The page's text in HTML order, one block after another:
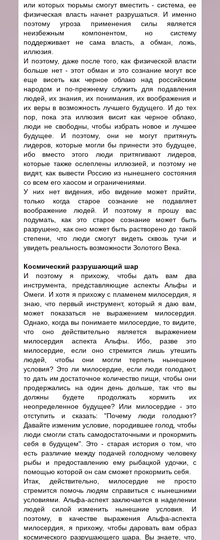
или которых тюрьмы смогут вместить - система, ее
физическая власть начнет разрушаться. И именно
поэтому угроза применения силы является
неизбежным компонентом, но систему
поддерживает не сама власть, а обман, ложь,
иллюзия.
И поэтому, даже после того, как физической власти
больше нет - этот обман и это сознание могут все
еще висеть как черное облако над российским
народом и по-прежнему служить для подавления
людей, их знания, их понимания, их воображения и
их веры в возможность лучшего будущего. И до тех
пор, пока эта иллюзия висит как черное облако,
люди не свободны, чтобы избрать новое и лучшее
будущее. И поэтому, они не могут притянуть
лидеров, которые могли бы принести это будущее,
ибо вместо этого люди притягивают лидеров,
которые также ослеплены иллюзией, и поэтому не
видят, как вывести Россию из нынешнего состояния
со всем его хаосом и ограничениями.
У них нет видения, ибо видение может прийти,
только когда старое сознание не подавляет
воображение людей. И поэтому я прошу вас
подумать, как это старое сознание может быть
разрушено, как оно может быть растворено до такой
степени, что люди смогут видеть сквозь тучи и
увидеть реальность возможности Золотого Века.
Космический разрушающий шар
И поэтому я прихожу, чтобы дать вам два
инструмента, представляющие аспекты Альфы и
Омеги. И хотя я прихожу с пламенем милосердия, я
знаю, что первый инструмент, который я даю вам,
может показаться не выражением милосердия.
Однако, когда вы понимаете милосердие, то видите,
что оно действительно является выражением
милосердия аспекта Альфы. Ибо, разве это
милосердие, если оно стремится лишь утешить
людей, чтобы они могли терпеть нынешние
условия? Это ли милосердие, если люди голодают,
то дать им достаточное количество пищи, чтобы они
продержались на один день дольше, так что вы
должны будете продолжать кормить их
неопределенное будущее? Или милосердие - это
отступить и сказать: "Почему люди голодают?
Давайте изменим условие, породившее голод, чтобы
люди смогли стать самодостаточными и прокормить
себя в будущем". Это - старая история о том, что
есть различие между подачей голодному человеку
рыбы и предоставлению ему рыбацкой удочки, с
помощью которой он сам сможет прокормить себя.
Итак, действительно, милосердие не просто
стремится помочь людям справиться с нынешними
условиями. Альфа-аспект заключается в наделении
людей силой изменить нынешние условия. И
поэтому, в качестве выражения Альфа-аспекта
милосердия, я прихожу, чтобы даровать вам образ
космического разрушающего шара. Вы знаете, что,